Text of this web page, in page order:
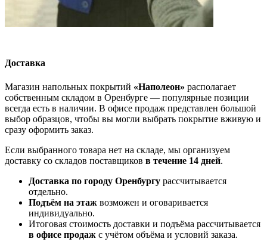
Доставка
Магазин напольных покрытий «Наполеон» располагает
собственным складом в Оренбурге — популярные позиции
всегда есть в наличии. В офисе продаж представлен большой
выбор образцов, чтобы вы могли выбрать покрытие вживую и
сразу оформить заказ.
Если выбранного товара нет на складе, мы организуем
доставку со складов поставщиков в течение 14 дней.
Доставка по городу Оренбургу рассчитывается
отдельно.
Подъём на этаж возможен и оговаривается
индивидуально.
Итоговая стоимость доставки и подъёма рассчитывается
в офисе продаж с учётом объёма и условий заказа.